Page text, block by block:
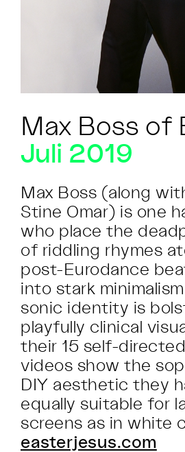
Max Boss of
Juli 2019
Max Boss (along
Stine Omar) is one
who place the
of riddling rhymes
post-Eurodance
into stark
sonic identity is
playfully clinical
their 15 self-
videos show the
DIY aesthetic they
equally suitable for
screens as in white
easterjesus.com